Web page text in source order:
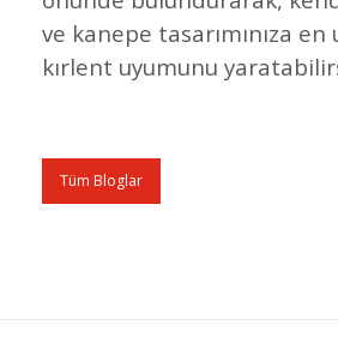
ve kanepe tasarımınıza
kırlent uyumunu
Tüm Bloglar